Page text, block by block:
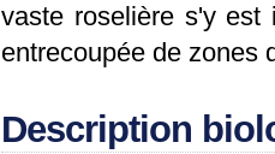
vaste roselière s'y est
entrecoupée de zones
Description